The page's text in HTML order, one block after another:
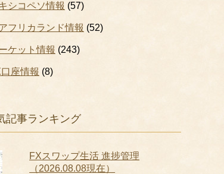
シコペソ情報 (57)
フリカランド情報 (52)
ケット情報 (243)
座情報 (8)
記事ランキング
FXスワップ生活 進捗管理
（2026.08.08現在）